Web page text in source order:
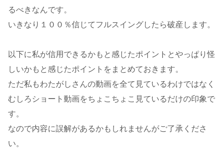
るべきなんです。
いきなり１００％信じてフルスイングしたら破産します。
以下に私が信用できるかもと感じたポイントとやっぱり怪
しいかもと感じたポイントをまとめておきます。
ただ私もわたがしさんの動画を全て見ているわけではなく
むしろショート動画をちょこちょこ見ているだけの印象で
す。
なので内容に誤解があるかもしれませんがご了承くださ
い。